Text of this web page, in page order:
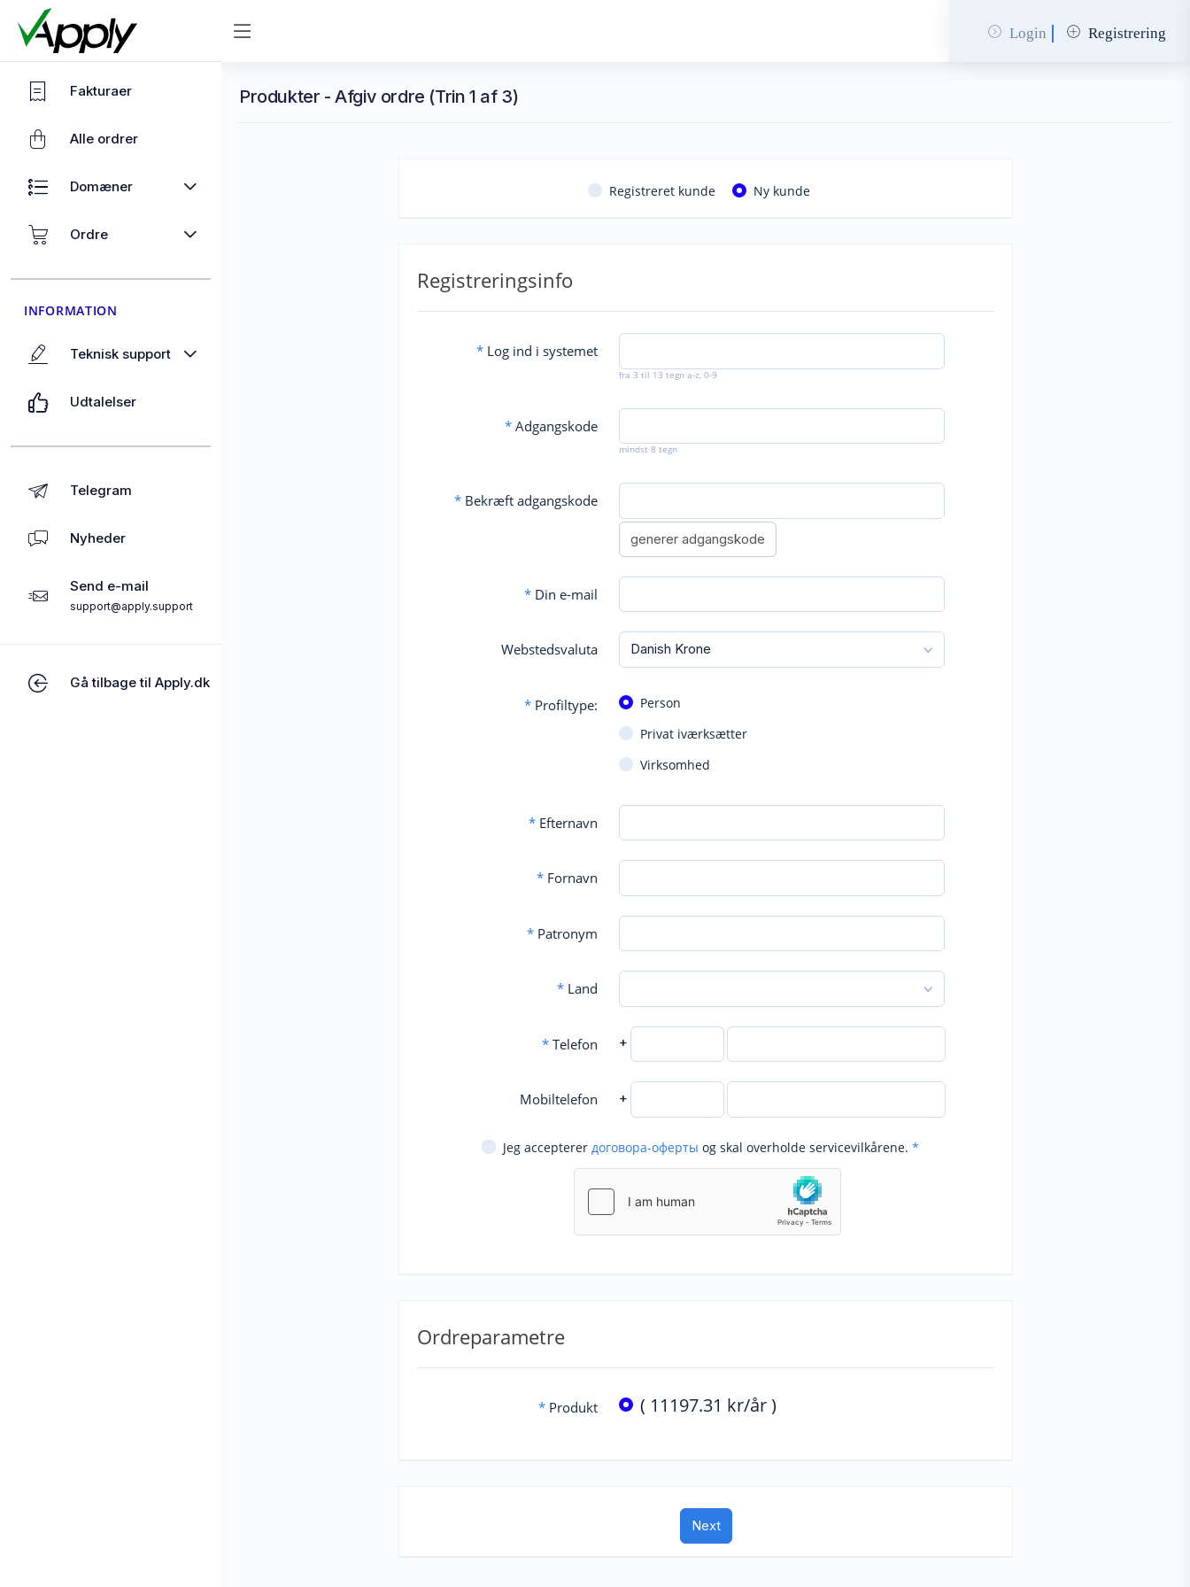
Login Registrering
Fakturaer
Alle ordrer
Domæner
Ordre
INFORMATION
Teknisk support
Udtalelser
Telegram
Nyheder
Send e-mail
support@apply.support
Gå tilbage til Apply.dk
Produkter - Afgiv ordre (Trin 1 af 3)
Registreret kunde Ny kunde
Registreringsinfo
*Log ind i systemet
fra 3 til 13 tegn a-z, 0-9
*Adgangskode
mindst 8 tegn
*Bekræft adgangskode
generer adgangskode
*Din e-mail
Webstedsvaluta
*Profiltype:
Person
Privat iværksætter
Virksomhed
*Efternavn
*Fornavn
*Patronym
*Land
*Telefon +
Mobiltelefon +
Jeg accepterer договора-оферты og skal overholde servicevilkårene. *
Ordreparametre
*Produkt ( 11197.31 kr/år )